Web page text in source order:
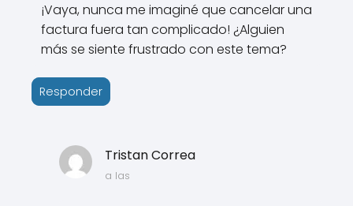
¡Vaya, nunca me imaginé que cancelar una
factura fuera tan complicado! ¿Alguien
más se siente frustrado con este tema?
Responder
Tristan Correa
a las